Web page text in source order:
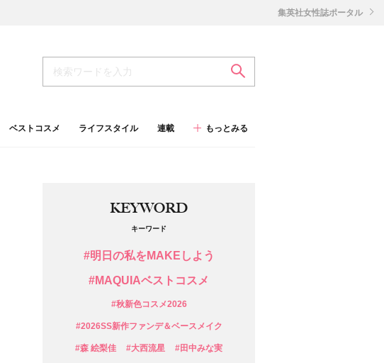
ベストコスメ ライフスタイル 連載 もっとみる
集英社女性誌ポータル
KEYWORD
キーワード
#明日の私をMAKEしよう
#MAQUIAベストコスメ
#秋新色コスメ2026
#2026SS新作ファンデ＆ベースメイク
#森 絵梨佳 #大西流星 #田中みな実